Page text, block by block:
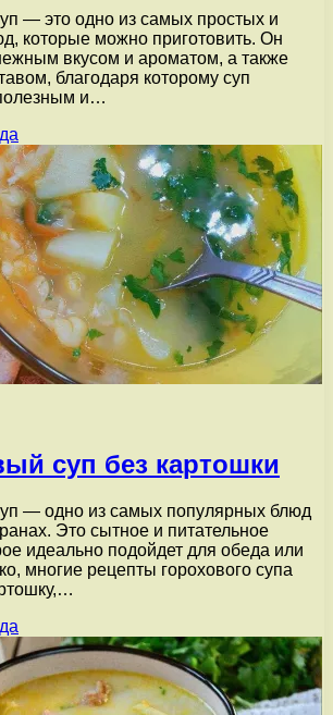
— это одно из самых простых и
которые можно приготовить. Он
вкусом и ароматом, а также
благодаря которому суп
и…
суп без картошки
— одно из самых популярных блюд
Это сытное и питательное
идеально подойдет для обеда или
многие рецепты горохового супа